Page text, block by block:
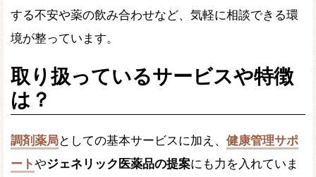
する不安や薬の飲み合わせなど、気軽に相談できる環
境が整っています。
取り扱っているサービスや特徴
は？
調剤薬局としての基本サービスに加え、 健康管理サポ
ートやジェネリック医薬品の提案にも力を入れていま